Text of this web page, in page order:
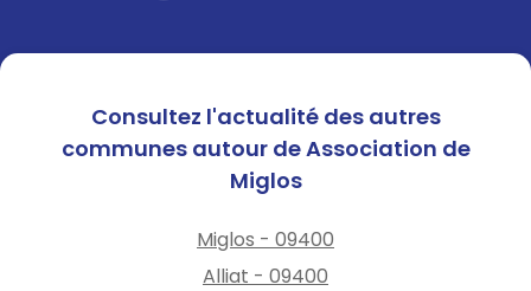
Consultez l'actualité des autres
communes autour de Association de
Miglos
Miglos - 09400
Alliat - 09400